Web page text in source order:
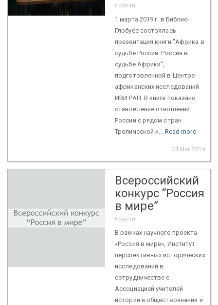
Новости
1 марта 2019 г. в Библио-
Глобусе состоялась
презентация книги "Африка в
судьбе России. Россия в
судьбе Африки",
подготовленной в Центре
африканских исследований
ИВИ РАН. В книге показано
становление отношений
России с рядом стран
Тропической и... Read more
04 Mar 2019
Всероссийский
конкурс “Россия
в мире”
Новости
В рамках научного проекта
«Россия в мире», Институт
перспективных исторических
исследований в
сотрудничестве с
Ассоциацией учителей
истории и обществознания и